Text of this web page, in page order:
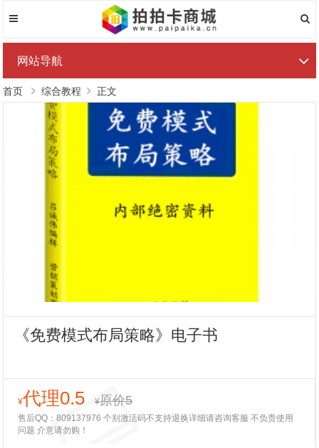
网站导航
首页 综合教程 正文
《免费模式布局策略》电子书
¥代理0.5 ¥原价5
售后QQ：809137976 个别激活码不支持退换详细请咨询客服 不负责使用
问题 介意请勿购！